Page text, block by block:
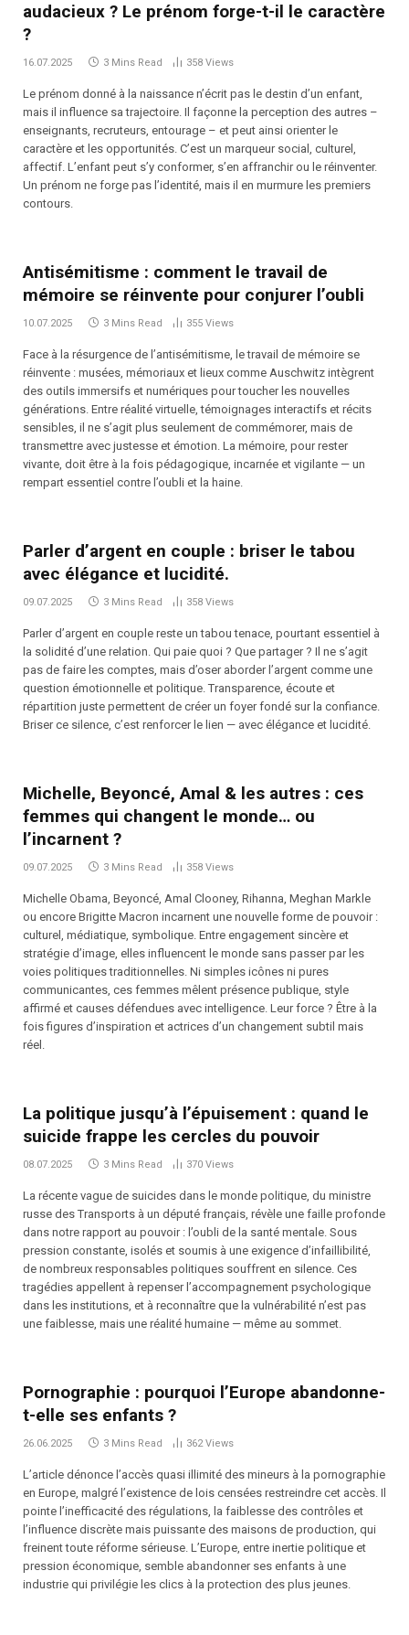
audacieux ? Le prénom forge-t-il le caractère
?
16.07.2025 3 Mins Read 358 Views
Le prénom donné à la naissance n’écrit pas le destin d’un enfant,
mais il influence sa trajectoire. Il façonne la perception des autres –
enseignants, recruteurs, entourage – et peut ainsi orienter le
caractère et les opportunités. C’est un marqueur social, culturel,
affectif. L’enfant peut s’y conformer, s’en affranchir ou le réinventer.
Un prénom ne forge pas l’identité, mais il en murmure les premiers
contours.
Antisémitisme : comment le travail de
mémoire se réinvente pour conjurer l’oubli
10.07.2025 3 Mins Read 355 Views
Face à la résurgence de l’antisémitisme, le travail de mémoire se
réinvente : musées, mémoriaux et lieux comme Auschwitz intègrent
des outils immersifs et numériques pour toucher les nouvelles
générations. Entre réalité virtuelle, témoignages interactifs et récits
sensibles, il ne s’agit plus seulement de commémorer, mais de
transmettre avec justesse et émotion. La mémoire, pour rester
vivante, doit être à la fois pédagogique, incarnée et vigilante — un
rempart essentiel contre l’oubli et la haine.
Parler d’argent en couple : briser le tabou
avec élégance et lucidité.
09.07.2025 3 Mins Read 358 Views
Parler d’argent en couple reste un tabou tenace, pourtant essentiel à
la solidité d’une relation. Qui paie quoi ? Que partager ? Il ne s’agit
pas de faire les comptes, mais d’oser aborder l’argent comme une
question émotionnelle et politique. Transparence, écoute et
répartition juste permettent de créer un foyer fondé sur la confiance.
Briser ce silence, c’est renforcer le lien — avec élégance et lucidité.
Michelle, Beyoncé, Amal & les autres : ces
femmes qui changent le monde… ou
l’incarnent ?
09.07.2025 3 Mins Read 358 Views
Michelle Obama, Beyoncé, Amal Clooney, Rihanna, Meghan Markle
ou encore Brigitte Macron incarnent une nouvelle forme de pouvoir :
culturel, médiatique, symbolique. Entre engagement sincère et
stratégie d’image, elles influencent le monde sans passer par les
voies politiques traditionnelles. Ni simples icônes ni pures
communicantes, ces femmes mêlent présence publique, style
affirmé et causes défendues avec intelligence. Leur force ? Être à la
fois figures d’inspiration et actrices d’un changement subtil mais
réel.
La politique jusqu’à l’épuisement : quand le
suicide frappe les cercles du pouvoir
08.07.2025 3 Mins Read 370 Views
La récente vague de suicides dans le monde politique, du ministre
russe des Transports à un député français, révèle une faille profonde
dans notre rapport au pouvoir : l’oubli de la santé mentale. Sous
pression constante, isolés et soumis à une exigence d’infaillibilité,
de nombreux responsables politiques souffrent en silence. Ces
tragédies appellent à repenser l’accompagnement psychologique
dans les institutions, et à reconnaître que la vulnérabilité n’est pas
une faiblesse, mais une réalité humaine — même au sommet.
Pornographie : pourquoi l’Europe abandonne-
t-elle ses enfants ?
26.06.2025 3 Mins Read 362Views
L’article dénonce l’accès quasi illimité des mineurs à la pornographie
en Europe, malgré l’existence de lois censées restreindre cet accès. Il
pointe l’inefficacité des régulations, la faiblesse des contrôles et
l’influence discrète mais puissante des maisons de production, qui
freinent toute réforme sérieuse. L’Europe, entre inertie politique et
pression économique, semble abandonner ses enfants à une
industrie qui privilégie les clics à la protection des plus jeunes.